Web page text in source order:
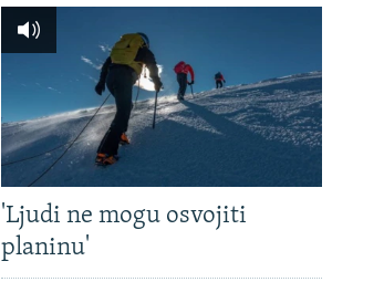
'Ljudi ne mogu osvojiti
planinu'